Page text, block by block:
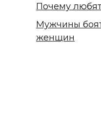
Почему
Мужчины
женщин